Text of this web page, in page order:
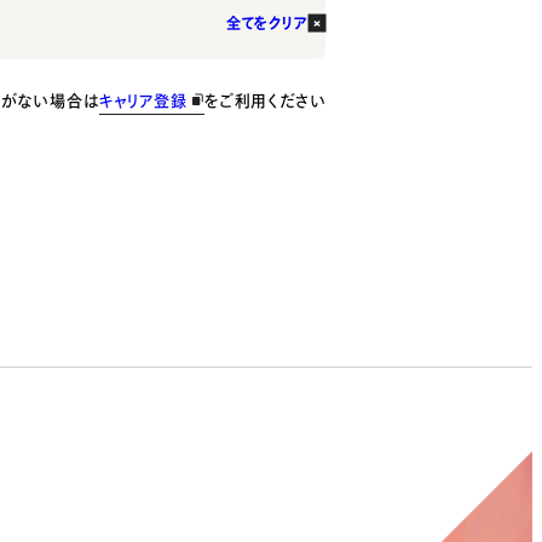
全てをクリア
ない場合はキャリア登録 をご利用ください